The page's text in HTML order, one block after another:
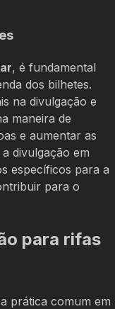
, é fundamental
dos bilhetes.
na divulgação e
maneira de
e aumentar as
divulgação em
específicos para a
para o
para rifas
prática comum em